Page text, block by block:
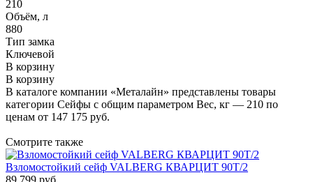
210
Объём, л
880
Тип замка
Ключевой
В корзину
В корзину
В каталоге компании «Металайн» представлены товары
категории Сейфы с общим параметром Вес, кг — 210 по
ценам от 147 175 руб.
Смотрите также
Взломостойкий сейф VALBERG КВАРЦИТ 90Т/2
89 799 руб.